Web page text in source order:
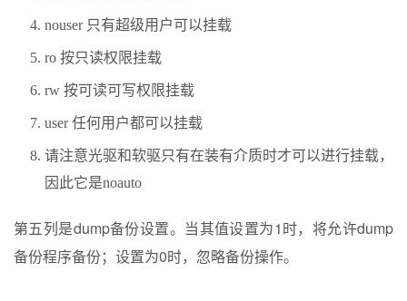
nouser 只有超级用户可以挂载
ro 按只读权限挂载
rw 按可读可写权限挂载
user 任何用户都可以挂载
请注意光驱和软驱只有在装有介质时才可以进行挂载，
因此它是noauto
第五列是dump备份设置。 当其值设置为1时，将允许dump
备份程序备份；设置为0时，忽略备份操作。